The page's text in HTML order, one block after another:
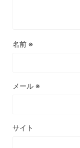
名前 ※
メール ※
サイト